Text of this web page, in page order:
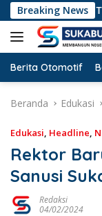
Langsung
ke
konten
Breaking News
Putih Terancam
Berita Otomotif
Beranda Edukasi
Edukasi, Headline,
Rektor
Sanusi
Redaksi
04/02/2024